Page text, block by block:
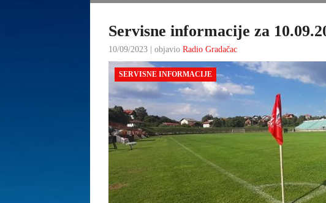
GRADAČCA
Servisne informacije za
10/09/2023 | objavio Radio Gradačac
SERVISNE INFORMACIJE